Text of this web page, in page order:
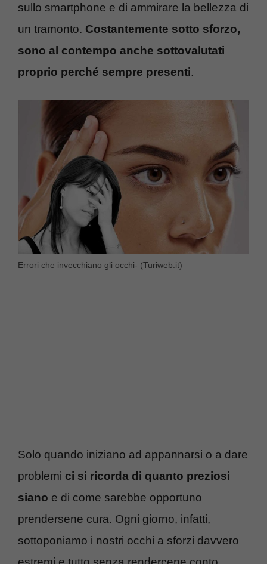
sullo smartphone e di ammirare la bellezza di
un tramonto. Costantemente sotto sforzo,
sono al contempo anche sottovalutati
proprio perché sempre presenti.
Errori che invecchiano gli occhi- (Turiweb.it)
Solo quando iniziano ad appannarsi o a dare
problemi ci si ricorda di quanto preziosi
siano e di come sarebbe opportuno
prendersene cura. Ogni giorno, infatti,
sottoponiamo i nostri occhi a sforzi davvero